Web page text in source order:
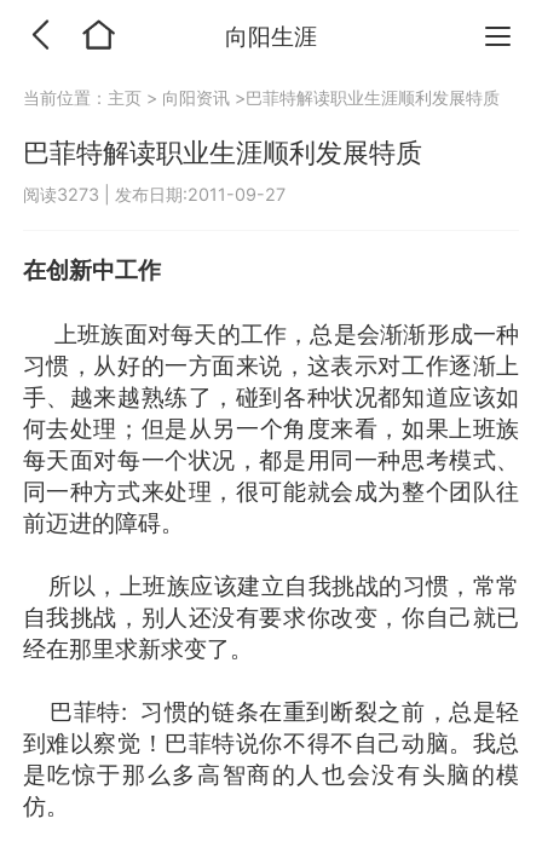
向阳生涯
当前位置： 主页 > 向阳资讯 >巴菲特解读职业生涯顺利发展特质
巴菲特解读职业生涯顺利发展特质
阅读3273 发布日期:2011-09-27
在创新中工作
上班族面对每天的工作，总是会渐渐形成一种
习惯，从好的一方面来说，这表示对工作逐渐上
手、越来越熟练了，碰到各种状况都知道应该如
何去处理；但是从另一个角度来看，如果上班族
每天面对每一个状况，都是用同一种思考模式、
同一种方式来处理，很可能就会成为整个团队往
前迈进的障碍。
所以，上班族应该建立自我挑战的习惯，常常
自我挑战，别人还没有要求你改变，你自己就已
经在那里求新求变了。
巴菲特: 习惯的链条在重到断裂之前，总是轻
到难以察觉！巴菲特说你不得不自己动脑。我总
是吃惊于那么多高智商的人也会没有头脑的模
仿。